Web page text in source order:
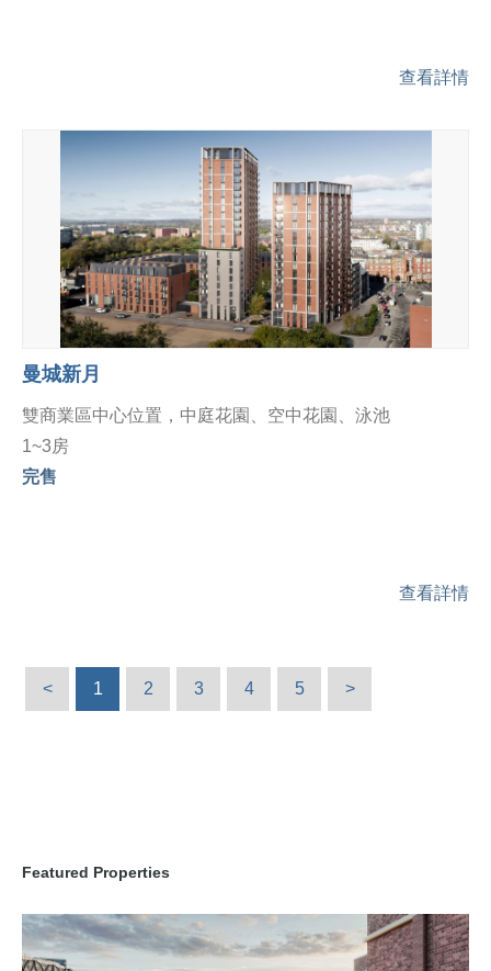
查看詳情
曼城新月
雙商業區中心位置，中庭花園、空中花園、泳池
1~3房
完售
查看詳情
< 1 2 3 4 5 >
Featured Properties